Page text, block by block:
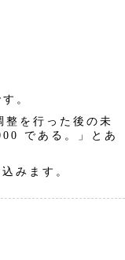
。
を行った後の未
である。」とあ
みます。